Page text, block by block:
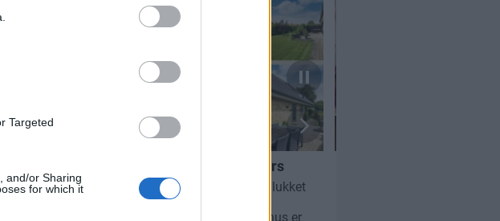
Targeted
and/or Sharing
for which it